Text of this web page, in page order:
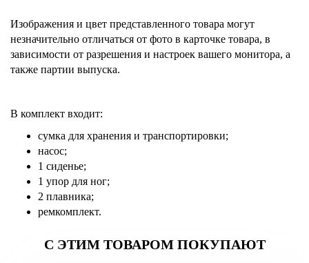
Изображения и цвет представленного товара могут
незначительно отличаться от фото в карточке товара, в
зависимости от разрешения и настроек вашего монитора, а
также партии выпуска.
В комплект входит:
сумка для хранения и транспортировки;
насос;
1 сиденье;
1 упор для ног;
2 плавника;
ремкомплект.
С ЭТИМ ТОВАРОМ ПОКУПАЮТ